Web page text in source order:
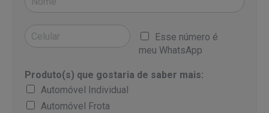
Esse número é
meu WhatsApp
Produto(s) que gostaria de saber mais:
Automóvel Individual
Automóvel Frota